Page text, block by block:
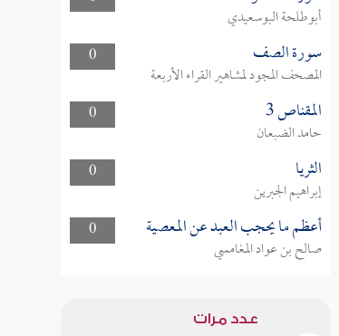
أبوطلحة البوسعيدي
0
سورة الصف
المصحف المجود لمشاهير القراء الأربعة
0
المقناص 3
حامد الضبعان
0
الثريا
إبراهيم الجبرين
0
أعظم ما يحجب العبد عن المعصية
صالح بن عواد المغامسي
عدد مرات